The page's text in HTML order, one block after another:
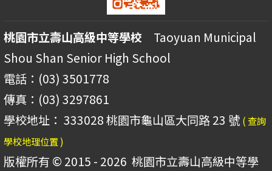
桃園市立壽山高級中等學校 Taoyuan Municipal
Shou Shan Senior High School
電話：(03) 3501778
傳真：(03) 3297861
學校地址： 333028 桃園市龜山區大同路 23 號 ( 查詢
學校地理位置 )
版權所有 © 2015 - 2026 桃園市立壽山高級中等學